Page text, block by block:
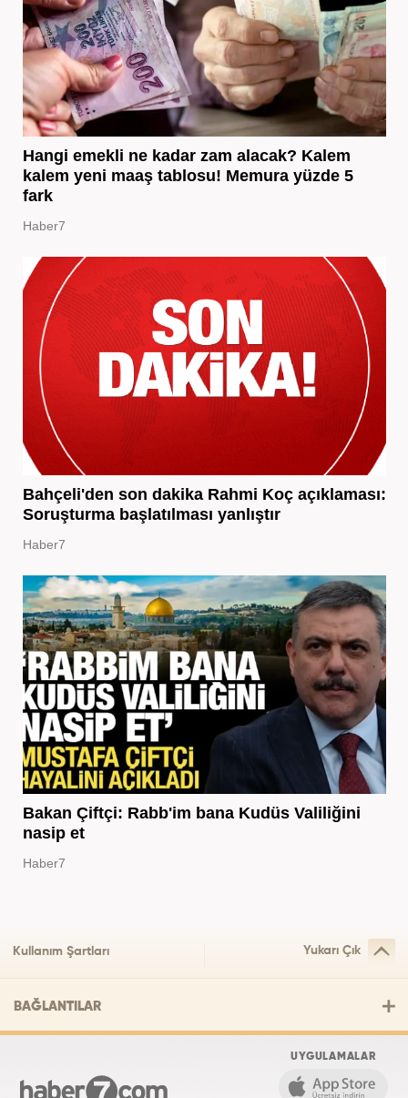
Hangi emekli ne kadar zam alacak? Kalem
kalem yeni maaş tablosu! Memura yüzde 5
fark
Haber7
Bahçeli'den son dakika Rahmi Koç açıklaması:
Soruşturma başlatılması yanlıştır
Haber7
Bakan Çiftçi: Rabb'im bana Kudüs Valiliğini
nasip et
Haber7
Kullanım Şartları Yukarı Çık
BAĞLANTILAR
UYGULAMALAR